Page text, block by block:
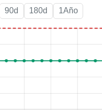
90d 180d 1Año